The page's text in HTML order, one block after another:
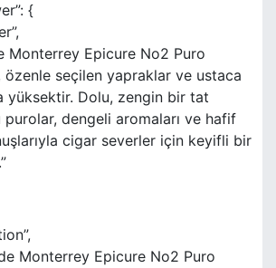
{
Monterrey Epicure No2 Puro
özenle seçilen yapraklar ve ustaca
yüksektir. Dolu, zengin bir tat
dengeli aromaları ve hafif
cigar severler için keyifli bir
Monterrey Epicure No2 Puro